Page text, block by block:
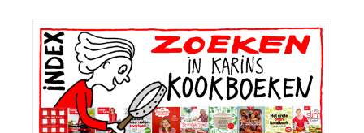
Primaire
Sidebar